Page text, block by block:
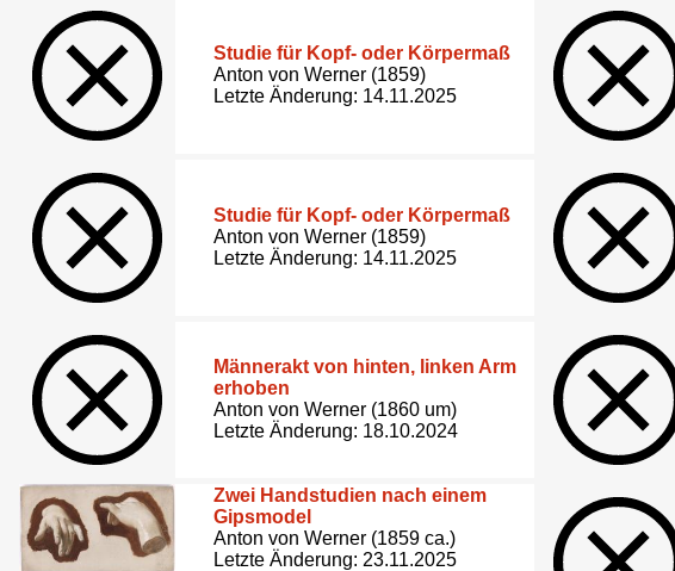
Studie für Kopf- oder Körpermaß
Anton von Werner (1859)
Letzte Änderung: 14.11.2025
Studie für Kopf- oder Körpermaß
Anton von Werner (1859)
Letzte Änderung: 14.11.2025
Männerakt von hinten, linken Arm
erhoben
Anton von Werner (1860 um)
Letzte Änderung: 18.10.2024
Zwei Handstudien nach einem
Gipsmodel
Anton von Werner (1859 ca.)
Letzte Änderung: 23.11.2025